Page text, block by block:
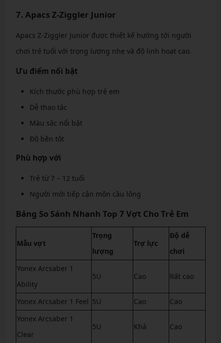
7. Apacs Z-Ziggler Junior
Apacs Z-Ziggler Junior được thiết kế hướng tới người
chơi trẻ tuổi với trọng lượng nhẹ và độ linh hoạt cao.
Ưu điểm nổi bật
Kích thước phù hợp trẻ em
Dễ thao tác
Màu sắc nổi bật
Độ bền tốt
Phù hợp với
Trẻ từ 7 – 12 tuổi
Người mới tiếp cận môn cầu lông
Bảng So Sánh Nhanh Top 7 Vợt Cho Trẻ Em
Mẫu vợt
Trọng
lượng
Trợ lực
Độ dễ
chơi
Yonex Arcsaber 1
Ability
5U Cao Rất cao
Yonex Arcsaber 1 Feel 5U Cao
Cao
Yonex Arcsaber 1
Clear
5U Khá Cao